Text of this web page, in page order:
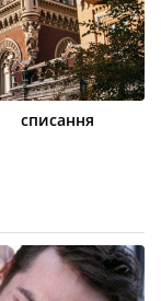
списання